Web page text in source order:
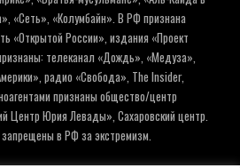
«Сеть», «Колумбайн». В РФ признана
«Открытой России», издания «Проект
телеканал «Дождь», «Медуза»,
радио «Свобода», The Insider,
признаны общество/центр
Центр Юрия Левады», Сахаровский центр.
в РФ за экстремизм.